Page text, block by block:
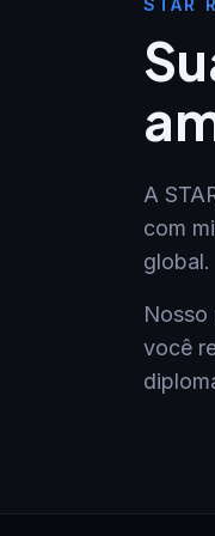
STAR
A
com
global.
você